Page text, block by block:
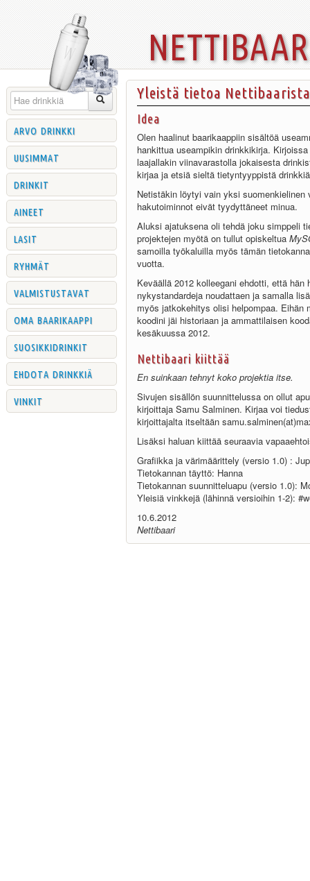
arvo drinkki
uusimmat
drinkit
aineet
lasit
ryhmät
valmistustavat
oma baarikaappi
suosikkidrinkit
ehdota drinkkiä
vinkit
Yleistä tietoa Nettibaarista
Idea
Olen haalinut baarikaappiin sisältöä
hankittua useampikin drinkkikirja.
laajallakin viinavarastolla jokaisesta
kirjaa ja etsiä sieltä tietyntyyppistä
Netistäkin löytyi vain yksi
hakutoiminnot eivät tyydyttäneet minua.
Aluksi ajatuksena oli tehdä joku simppeli
projektejen myötä on tullut opiskeltua
samoilla työkaluilla myös tämän
vuotta.
Keväällä 2012 kolleegani ehdotti, että
nykystandardeja noudattaen ja samalla
myös jatkokehitys olisi helpompaa.
koodini jäi historiaan ja ammattilaisen
kesäkuussa 2012.
Nettibaari kiittää
En suinkaan tehnyt koko projektia itse.
Sivujen sisällön suunnittelussa on ollut
kirjoittaja Samu Salminen. Kirjaa voi
kirjoittajalta itseltään
Lisäksi haluan kiittää seuraavia
Grafiikka ja värimäärittely (versio 1.0) :
Tietokannan täyttö: Hanna
Tietokannan suunnitteluapu (versio 1.0):
Yleisiä vinkkejä (lähinnä versioihin 1-2):
10.6.2012
Nettibaari